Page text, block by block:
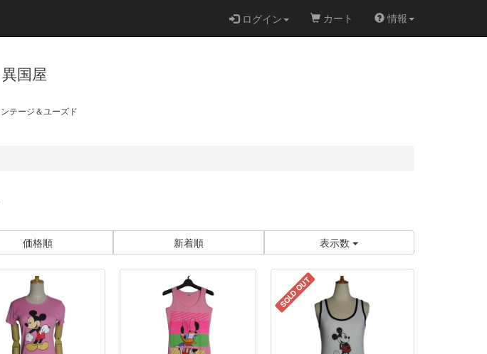
ログイン カート 情報
国屋
テージ＆ユーズド
価格順 新着順 表示数
SOLD OUT